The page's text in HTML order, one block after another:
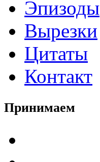
Эпизоды
Вырезки
Цитаты
Контакт
Принимаем